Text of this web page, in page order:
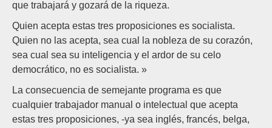
que trabajará y gozará de la riqueza.
Quien acepta estas tres proposiciones es socialista.
Quien no las acepta, sea cual la nobleza de su corazón,
sea cual sea su inteligencia y el ardor de su celo
democrático, no es socialista. »
La consecuencia de semejante programa es que
cualquier trabajador manual o intelectual que acepta
estas tres proposiciones, -ya sea inglés, francés, belga,